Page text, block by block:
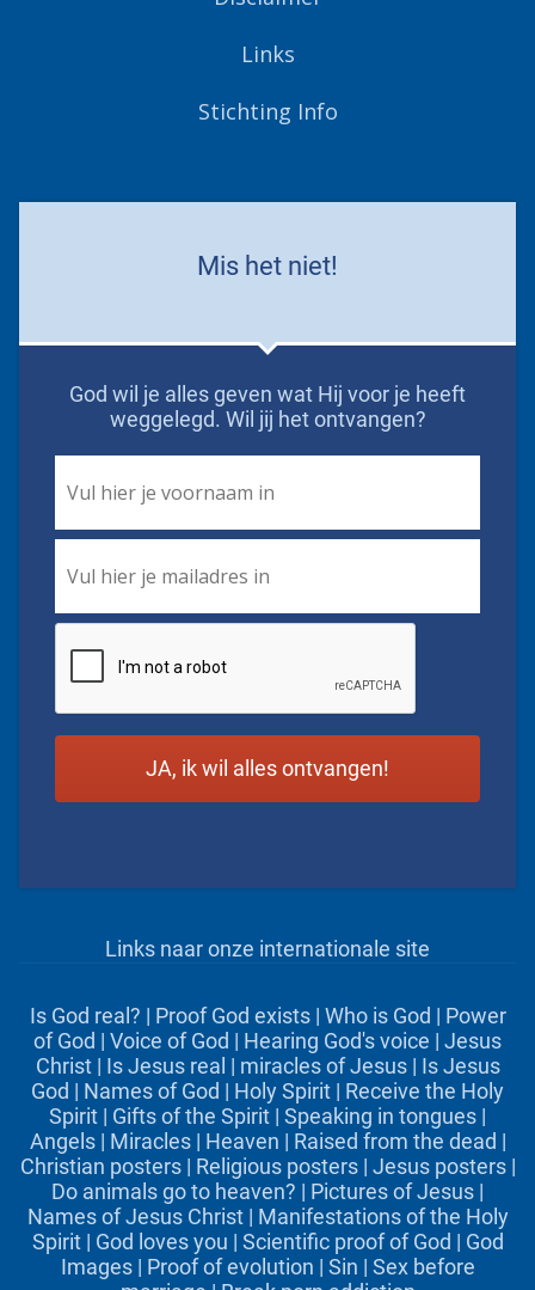
Links
Stichting Info
Mis het niet!
God wil je alles geven wat Hij voor je heeft
weggelegd. Wil jij het ontvangen?
Name *
Links naar onze internationale site
Is God real? | Proof God exists| Who is God | Power
of God | Voice of God | Hearing God's voice | Jesus
Christ| Is Jesus real | miracles of Jesus| Is Jesus
God | Names of God | Holy Spirit | Receive the Holy
Spirit | Gifts of the Spirit | Speaking in tongues |
Angels| Miracles| Heaven | Raised from the dead |
Christian posters| Religious posters| Jesus posters|
Do animals go to heaven? | Pictures of Jesus |
Names of Jesus Christ| Manifestations of the Holy
Spirit| God loves you | Scientific proof of God | God
Images| Proof of evolution | Sin | Sex before